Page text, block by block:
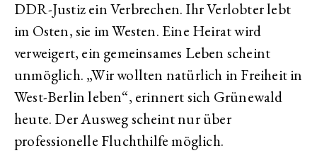
DDR-Justiz ein Verbrechen. Ihr Verlobter lebt
im Osten, sie im Westen. Eine Heirat wird
verweigert, ein gemeinsames Leben scheint
unmöglich. „Wir wollten natürlich in Freiheit in
West-Berlin leben“, erinnert sich Grünewald
heute. Der Ausweg scheint nur über
professionelle Fluchthilfe möglich.